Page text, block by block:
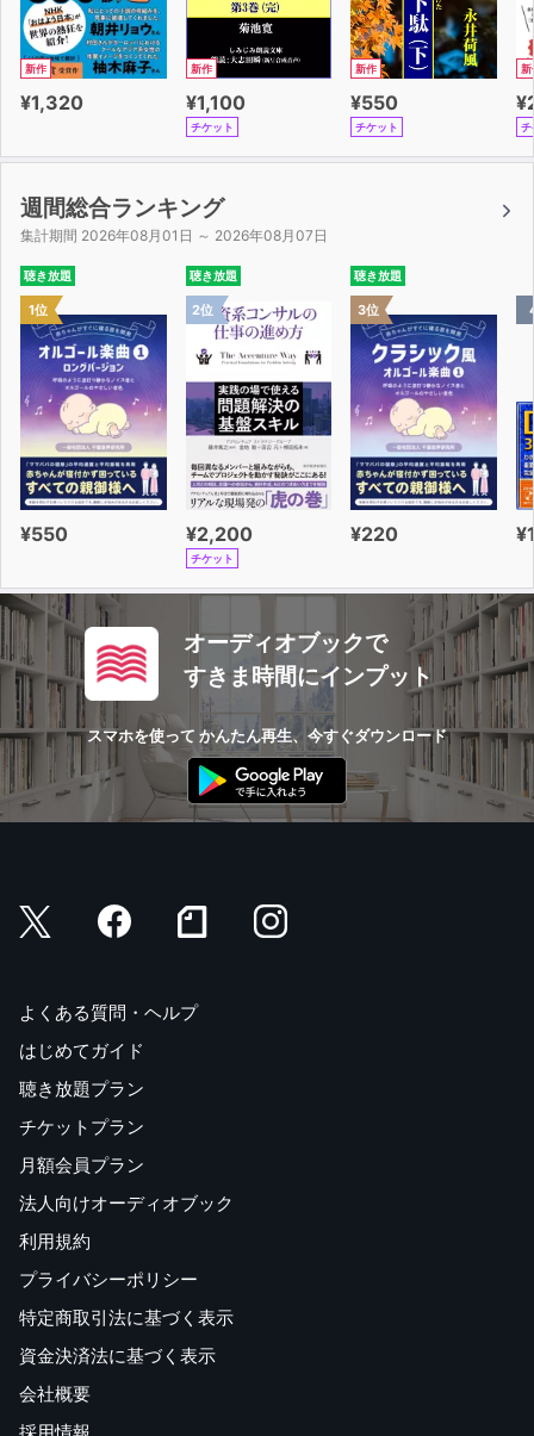
新作
¥1,320
新作
¥1,100
チケット
新作
¥550
チケット
新
チ
週間総合ランキング
集計期間 2026年08月01日 ～ 2026年08月07日
聴き放題
1位
¥550
聴き放題
2位
¥2,200
チケット
聴き放題
3位
¥220
オーディオブックで
すきま時間にインプット
スマホを使って かんたん再生、今すぐダウンロード
よくある質問・ヘルプ
はじめてガイド
聴き放題プラン
チケットプラン
月額会員プラン
法人向けオーディオブック
利用規約
プライバシーポリシー
特定商取引法に基づく表示
資金決済法に基づく表示
会社概要
採用情報